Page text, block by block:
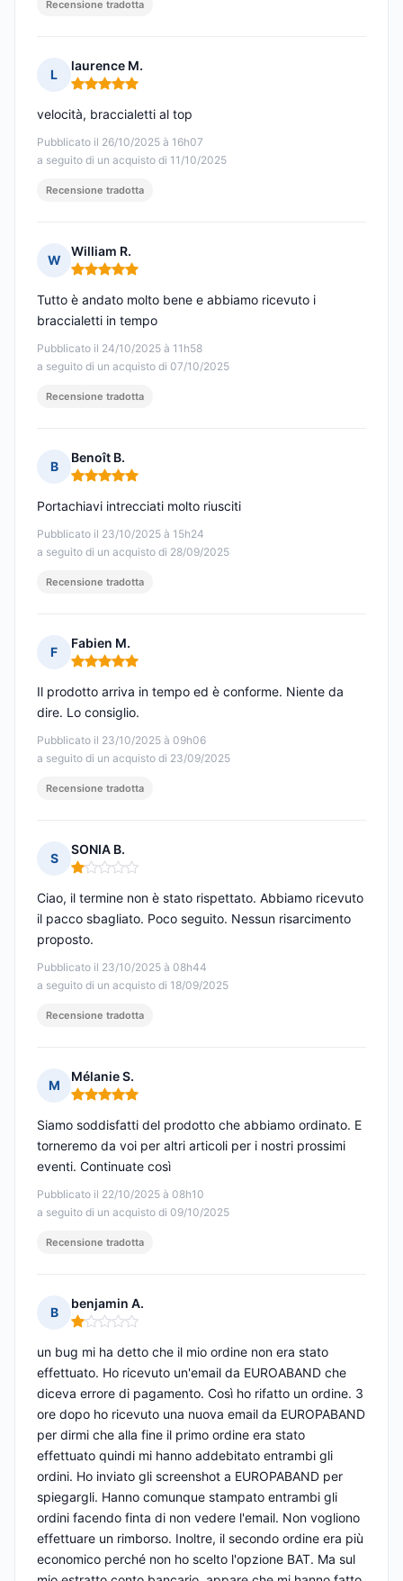
Recensione tradotta
L
laurence M.
Nota: 5 su 5
Pubblicato il 26/10/2025 à 16h07
a seguito di un acquisto di 11/10/2025
velocità, braccialetti al top
Recensione tradotta
W
William R.
Nota: 5 su 5
Pubblicato il 24/10/2025 à 11h58
a seguito di un acquisto di 07/10/2025
Tutto è andato molto bene e abbiamo ricevuto i
braccialetti in tempo
Recensione tradotta
B
Benoît B.
Nota: 5 su 5
Pubblicato il 23/10/2025 à 15h24
a seguito di un acquisto di 28/09/2025
Portachiavi intrecciati molto riusciti
Recensione tradotta
F
Fabien M.
Nota: 5 su 5
Pubblicato il 23/10/2025 à 09h06
a seguito di un acquisto di 23/09/2025
Il prodotto arriva in tempo ed è conforme. Niente da
dire. Lo consiglio.
Recensione tradotta
S
SONIA B.
Nota: 1 su 5
Pubblicato il 23/10/2025 à 08h44
a seguito di un acquisto di 18/09/2025
Ciao, il termine non è stato rispettato. Abbiamo ricevuto
il pacco sbagliato. Poco seguito. Nessun risarcimento
proposto.
Recensione tradotta
M
Mélanie S.
Nota: 5 su 5
Pubblicato il 22/10/2025 à 08h10
a seguito di un acquisto di 09/10/2025
Siamo soddisfatti del prodotto che abbiamo ordinato. E
torneremo da voi per altri articoli per i nostri prossimi
eventi. Continuate così
Recensione tradotta
B
benjamin A.
Nota: 1 su 5
un bug mi ha detto che il mio ordine non era stato
effettuato. Ho ricevuto un'email da EUROABAND che
diceva errore di pagamento. Così ho rifatto un ordine. 3
ore dopo ho ricevuto una nuova email da EUROPABAND
per dirmi che alla fine il primo ordine era stato
effettuato quindi mi hanno addebitato entrambi gli
ordini. Ho inviato gli screenshot a EUROPABAND per
spiegargli. Hanno comunque stampato entrambi gli
ordini facendo finta di non vedere l'email. Non vogliono
effettuare un rimborso. Inoltre, il secondo ordine era più
economico perché non ho scelto l'opzione BAT. Ma sul